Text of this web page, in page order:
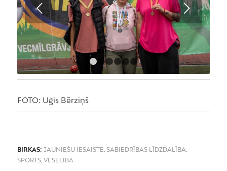
Next
5 6
FOTO: Uģis Bērziņš
BIRKAS: JAUNIEŠU IESAISTE, SABIEDRĪBAS LĪDZDALĪBA,
SPORTS, VESELĪBA